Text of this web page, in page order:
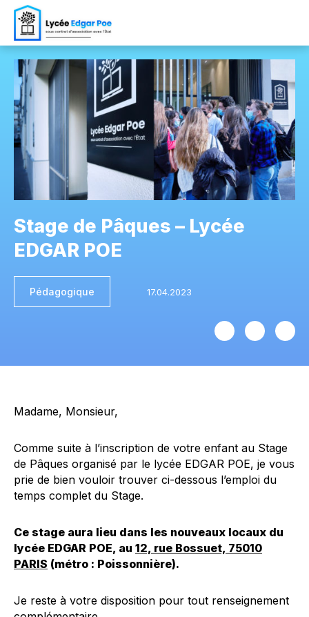
Stage de Pâques – Lycée
EDGAR POE
Pédagogique
Madame, Monsieur,
Comme suite à l’inscription de votre enfant au Stage
de Pâques organisé par le lycée EDGAR POE, je vous
prie de bien vouloir trouver ci-dessous l’emploi du
temps complet du Stage.
Ce stage aura lieu dans les nouveaux locaux du
lycée EDGAR POE, au 12, rue Bossuet, 75010
PARIS (métro : Poissonnière).
Je reste à votre disposition pour tout renseignement